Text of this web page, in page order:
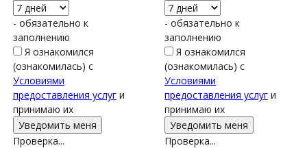
- обязательно к
заполнению
Я ознакомился
(ознакомилась) с
Условиями
предоставления услуг и
принимаю их
Проверка...
- обязательно к
заполнению
Я ознакомился
(ознакомилась) с
Условиями
предоставления услуг и
принимаю их
Проверка...